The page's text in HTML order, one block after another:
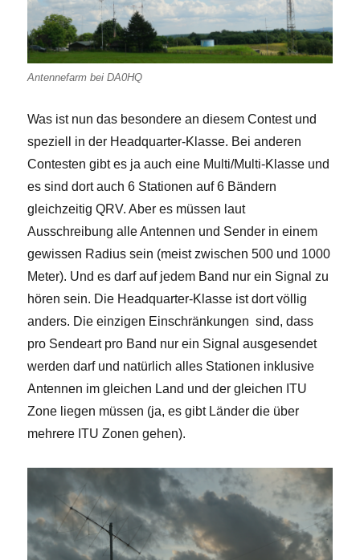
Antennefarm bei DA0HQ
Was ist nun das besondere an diesem Contest und
speziell in der Headquarter-Klasse. Bei anderen
Contesten gibt es ja auch eine Multi/Multi-Klasse und
es sind dort auch 6 Stationen auf 6 Bändern
gleichzeitig QRV. Aber es müssen laut
Ausschreibung alle Antennen und Sender in einem
gewissen Radius sein (meist zwischen 500 und 1000
Meter). Und es darf auf jedem Band nur ein Signal zu
hören sein. Die Headquarter-Klasse ist dort völlig
anders. Die einzigen Einschränkungen sind, dass
pro Sendeart pro Band nur ein Signal ausgesendet
werden darf und natürlich alles Stationen inklusive
Antennen im gleichen Land und der gleichen ITU
Zone liegen müssen (ja, es gibt Länder die über
mehrere ITU Zonen gehen).